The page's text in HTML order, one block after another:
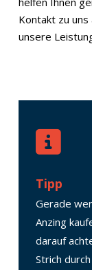
Kontakt zu
unsere
Tipp
Gerade
Anzing
darauf
Strich